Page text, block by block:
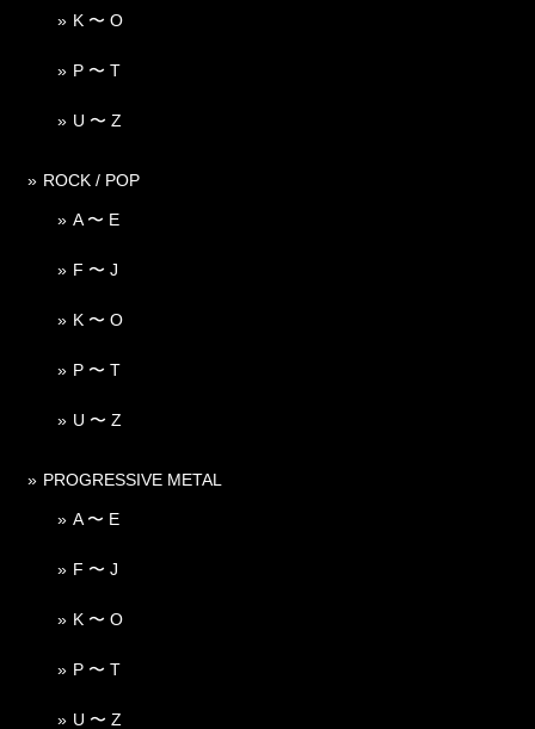
K 〜 O
P 〜 T
U 〜 Z
ROCK / POP
A 〜 E
F 〜 J
K 〜 O
P 〜 T
U 〜 Z
PROGRESSIVE METAL
A 〜 E
F 〜 J
K 〜 O
P 〜 T
U 〜 Z